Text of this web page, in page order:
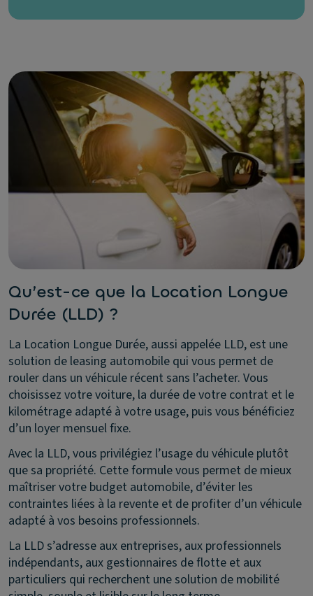
Qu’est-ce que la Location Longue
Durée (LLD) ?
La Location Longue Durée, aussi appelée LLD, est une
solution de leasing automobile qui vous permet de
rouler dans un véhicule récent sans l’acheter. Vous
choisissez votre voiture, la durée de votre contrat et le
kilométrage adapté à votre usage, puis vous bénéficiez
d’un loyer mensuel fixe.
Avec la LLD, vous privilégiez l’usage du véhicule plutôt
que sa propriété. Cette formule vous permet de mieux
maîtriser votre budget automobile, d’éviter les
contraintes liées à la revente et de profiter d’un véhicule
adapté à vos besoins professionnels.
La LLD s’adresse aux entreprises, aux professionnels
indépendants, aux gestionnaires de flotte et aux
particuliers qui recherchent une solution de mobilité